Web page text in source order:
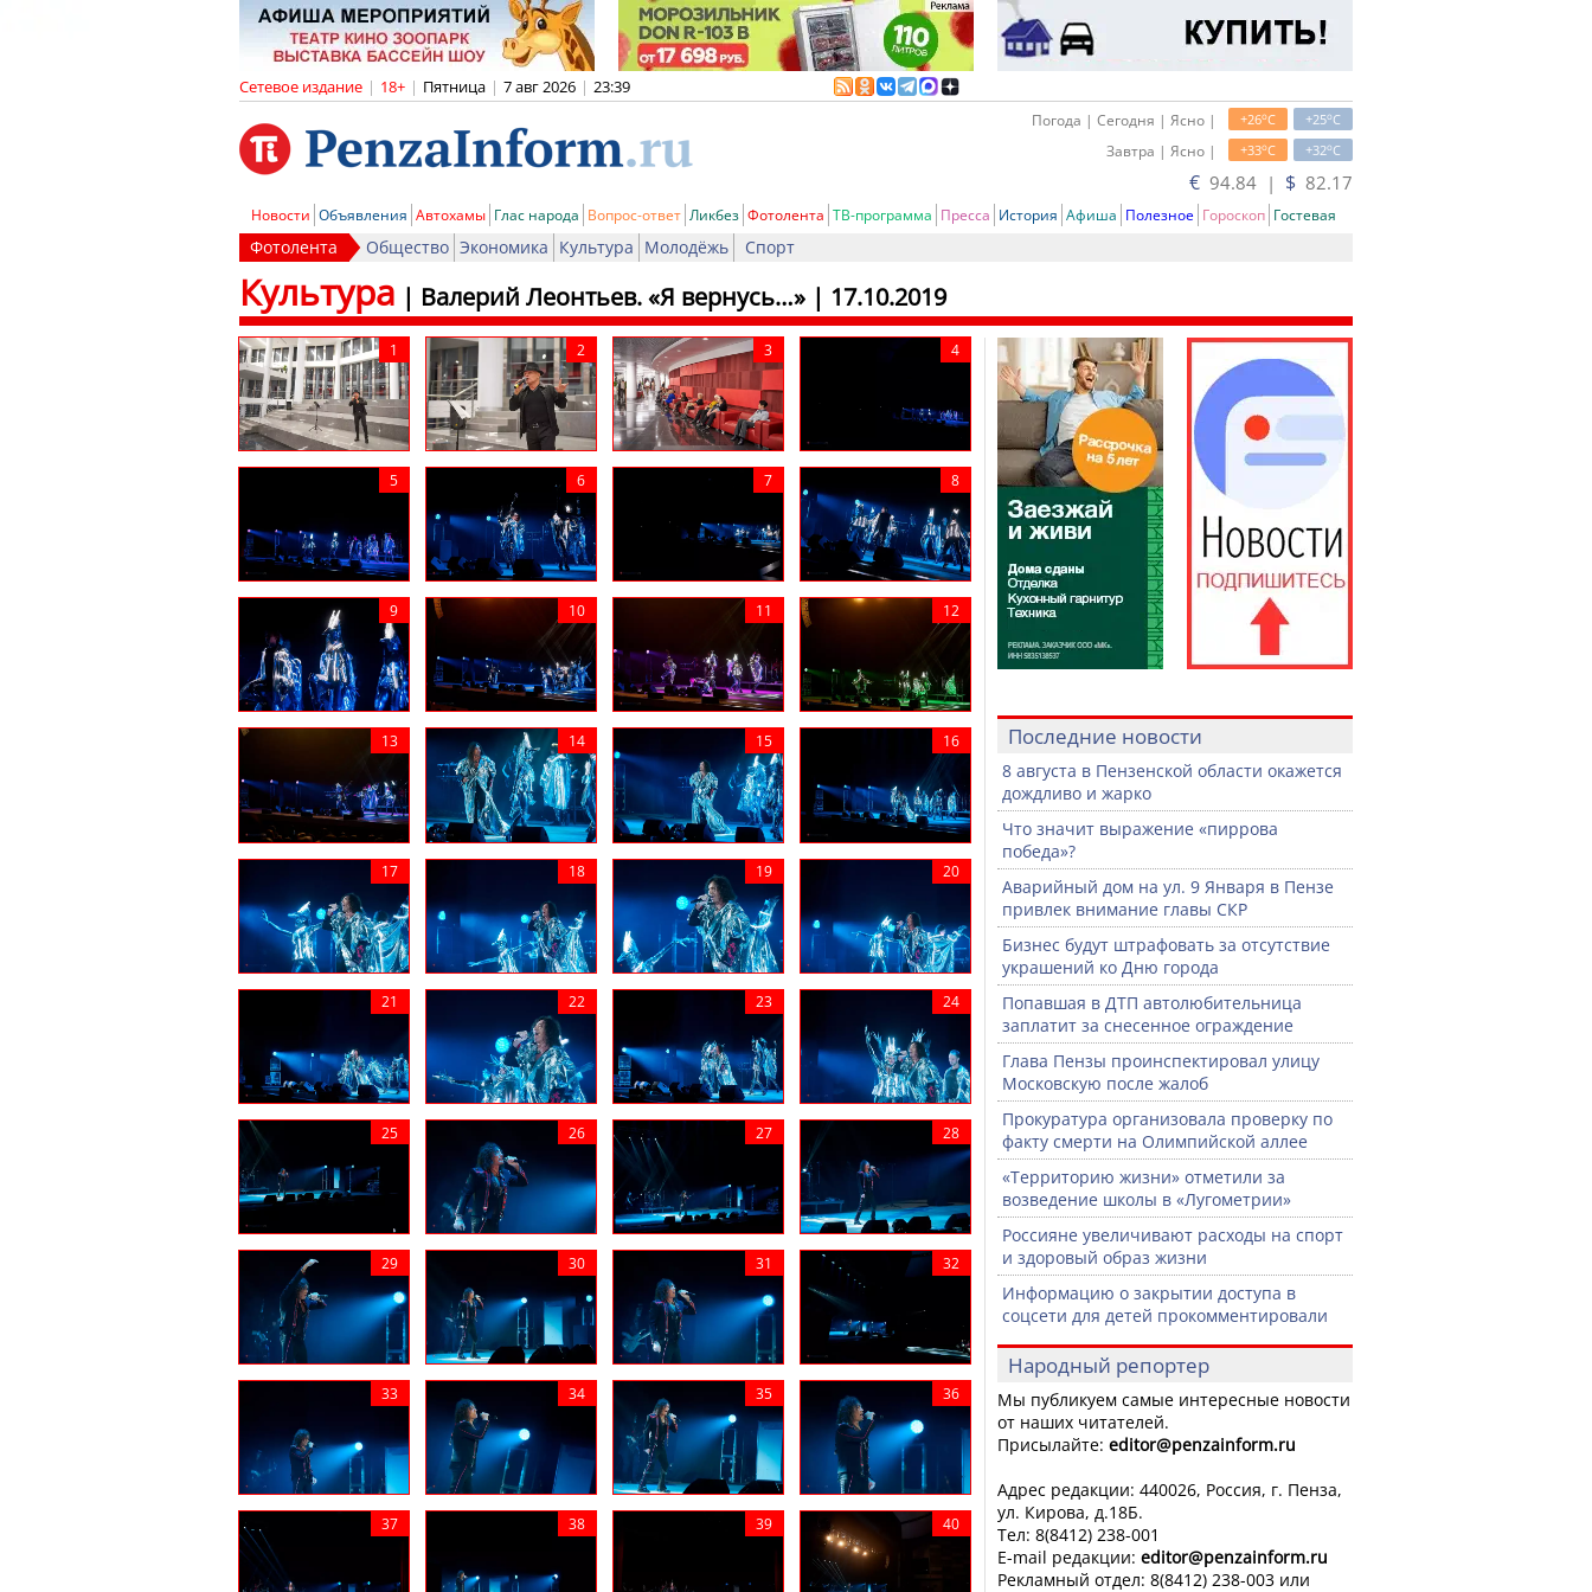
Сетевое издание | 18+ | Пятница | 7 авг 2026 | 23:39
+25oC
+26oC
Погода | Сегодня | Ясно |
+32oC
+33oC
Завтра | Ясно |
€ 94.84 | $ 82.17
Новости Объявления Автохамы Глас народа Вопрос-ответ Ликбез Фотолента ТВ-программа Пресса История Афиша Полезное Гороскоп Гостевая
Фотолента Общество Экономика Культура Молодёжь Спорт
Культура | Валерий Леонтьев. «Я вернусь…» | 17.10.2019
Последние новости
8 августа в Пензенской области окажется
дождливо и жарко
Что значит выражение «пиррова
победа»?
Аварийный дом на ул. 9 Января в Пензе
привлек внимание главы СКР
Бизнес будут штрафовать за отсутствие
украшений ко Дню города
Попавшая в ДТП автолюбительница
заплатит за снесенное ограждение
Глава Пензы проинспектировал улицу
Московскую после жалоб
Прокуратура организовала проверку по
факту смерти на Олимпийской аллее
«Территорию жизни» отметили за
возведение школы в «Лугометрии»
Россияне увеличивают расходы на спорт
и здоровый образ жизни
Информацию о закрытии доступа в
соцсети для детей прокомментировали
Народный репортер
Мы публикуем самые интересные новости
от наших читателей.
Присылайте: editor@penzainform.ru
Адрес редакции: 440026, Россия, г. Пенза,
ул. Кирова, д.18Б.
Тел: 8(8412) 238-001
E-mail редакции: editor@penzainform.ru
Рекламный отдел: 8(8412) 238-003 или